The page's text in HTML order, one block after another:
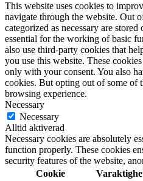
This website uses cookies to
navigate through the website. Out
categorized as necessary are
essential for the working of basic
also use third-party cookies that
you use this website. These
only with your consent. You also
cookies. But opting out of some of
browsing experience.
Necessary
Necessary
Alltid aktiverad
Necessary cookies are absolutely
function properly. These cookies
security features of the website,
Cookie